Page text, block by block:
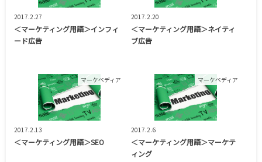
2017.2.27
＜マーケティング用語＞インフィ
ード広告
2017.2.20
＜マーケティング用語＞ネイティ
ブ広告
マーケペディア
2017.2.13
＜マーケティング用語＞SEO
マーケペディア
2017.2.6
＜マーケティング用語＞マーケテ
ィング